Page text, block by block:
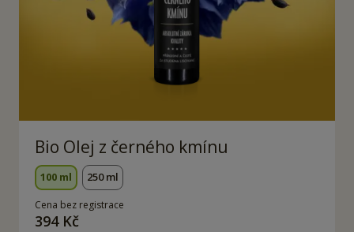
Bio Olej z černého kmínu
100 ml 250 ml
Cena bez registrace
394 Kč